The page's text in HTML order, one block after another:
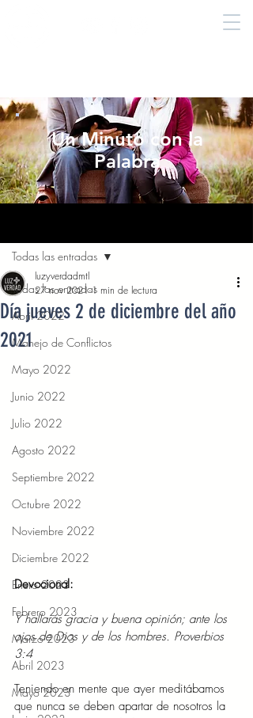
Un Minuto con la
Palabra
Todas las entradas
Abril 2022
Manejo de Conflictos
Mayo 2022
Junio 2022
Julio 2022
Agosto 2022
Septiembre 2022
Octubre 2022
Noviembre 2022
Diciembre 2022
Enero 2023
Febrero 2023
Marzo 2023
Abril 2023
Mayo 2023
Todas las entradas
Día jueves 2 de diciembre del año
2021
luzyverdadmtl
27 nov 2021 1 min de lectura
Devocional:
Y hallarás gracia y buena opinión; ante los
ojos de Dios y de los hombres. Proverbios
3:4
Teniendo en mente que ayer meditábamos
que nunca se deben apartar de nosotros la